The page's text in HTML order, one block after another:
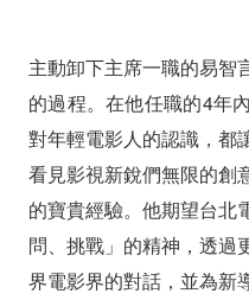
主動卸下主席一職的易智
的過程。在他任職的4年
對年輕電影人的認識，都
看見影視新銳們無限的創
的寶貴經驗。他期望台北
問、挑戰」的精神，透過
界電影界的對話，並為新